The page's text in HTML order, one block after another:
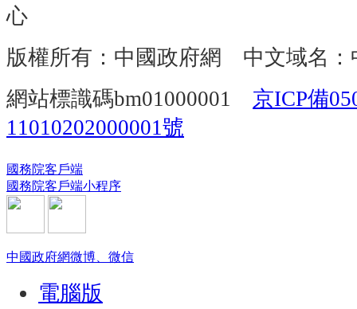
心
版權所有：中國政府網 中文域名：
網站標識碼bm01000001 京ICP備
11010202000001號
國務院客戶端
國務院客戶端小程序
中國政府網微博、微信
電腦版